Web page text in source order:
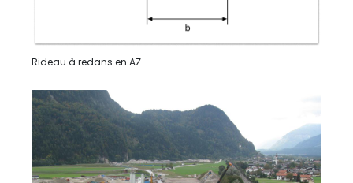
Rideau à redans en AZ